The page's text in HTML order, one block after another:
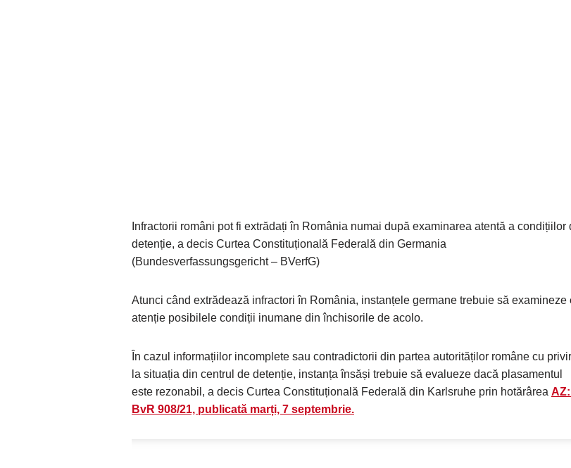
Infractorii români pot fi extrădați în România numai după examinarea atentă a condițiilor
detenție, a decis Curtea Constituțională Federală din Germania
(Bundesverfassungsgericht – BVerfG)
Atunci când extrădează infractori în România, instanțele germane trebuie să examineze
atenție posibilele condiții inumane din închisorile de acolo.
În cazul informațiilor incomplete sau contradictorii din partea autorităților române cu
la situația din centrul de detenție, instanța însăși trebuie să evalueze dacă plasamentul
este rezonabil, a decis Curtea Constituțională Federală din Karlsruhe prin hotărârea
BvR 908/21, publicată marți, 7 septembrie.